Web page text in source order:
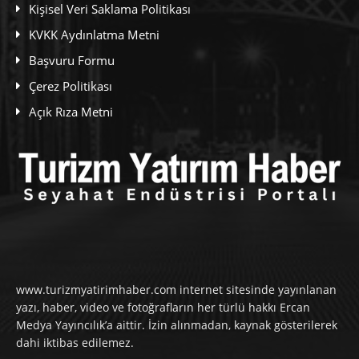
Kişisel Veri Saklama Politikası
KVKK Aydınlatma Metni
Başvuru Formu
Çerez Politikası
Açık Rıza Metni
www.turizmyatirimhaber.com internet sitesinde yayınlanan
yazı, haber, video ve fotoğrafların her türlü hakkı Ercan
Medya Yayıncılık’a aittir. İzin alınmadan, kaynak gösterilerek
dahi iktibas edilemez.